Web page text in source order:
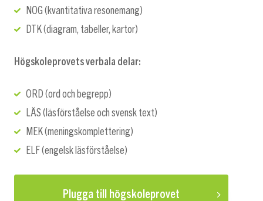
NOG (kvantitativa resonemang)
DTK (diagram, tabeller, kartor)
Högskoleprovets verbala delar:
ORD (ord och begrepp)
LÄS (läsförståelse och svensk text)
MEK (meningskomplettering)
ELF (engelsk läsförståelse)
Plugga till högskoleprovet